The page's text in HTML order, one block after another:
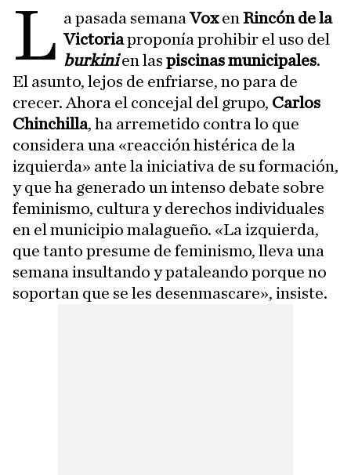
L a pasada semanaVoxenRincón de la
Victoriaproponía prohibir el uso del
burkinien laspiscinas municipales.
El asunto, lejos de enfriarse, no para de
crecer. Ahora el concejal del grupo, Carlos
Chinchilla, ha arremetido contra lo que
considera una «reacción histérica de la
izquierda» ante la iniciativa de su formación,
y que ha generado un intenso debate sobre
feminismo, cultura y derechos individuales
en el municipio malagueño. «La izquierda,
que tanto presume de feminismo, lleva una
semana insultando y pataleando porque no
soportan que se les desenmascare», insiste.